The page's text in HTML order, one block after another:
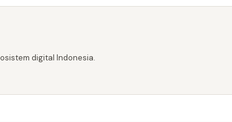
digital Indonesia.